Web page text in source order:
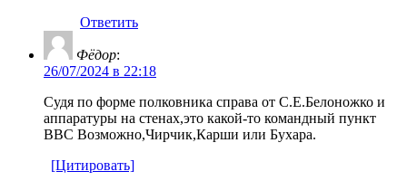
Ответить
Фёдор:
26/07/2024 в 22:18
Судя по форме полковника справа от С.Е.Белоножко и
аппаратуры на стенах,это какой-то командный пункт
ВВС Возможно,Чирчик,Карши или Бухара.
[Цитировать]